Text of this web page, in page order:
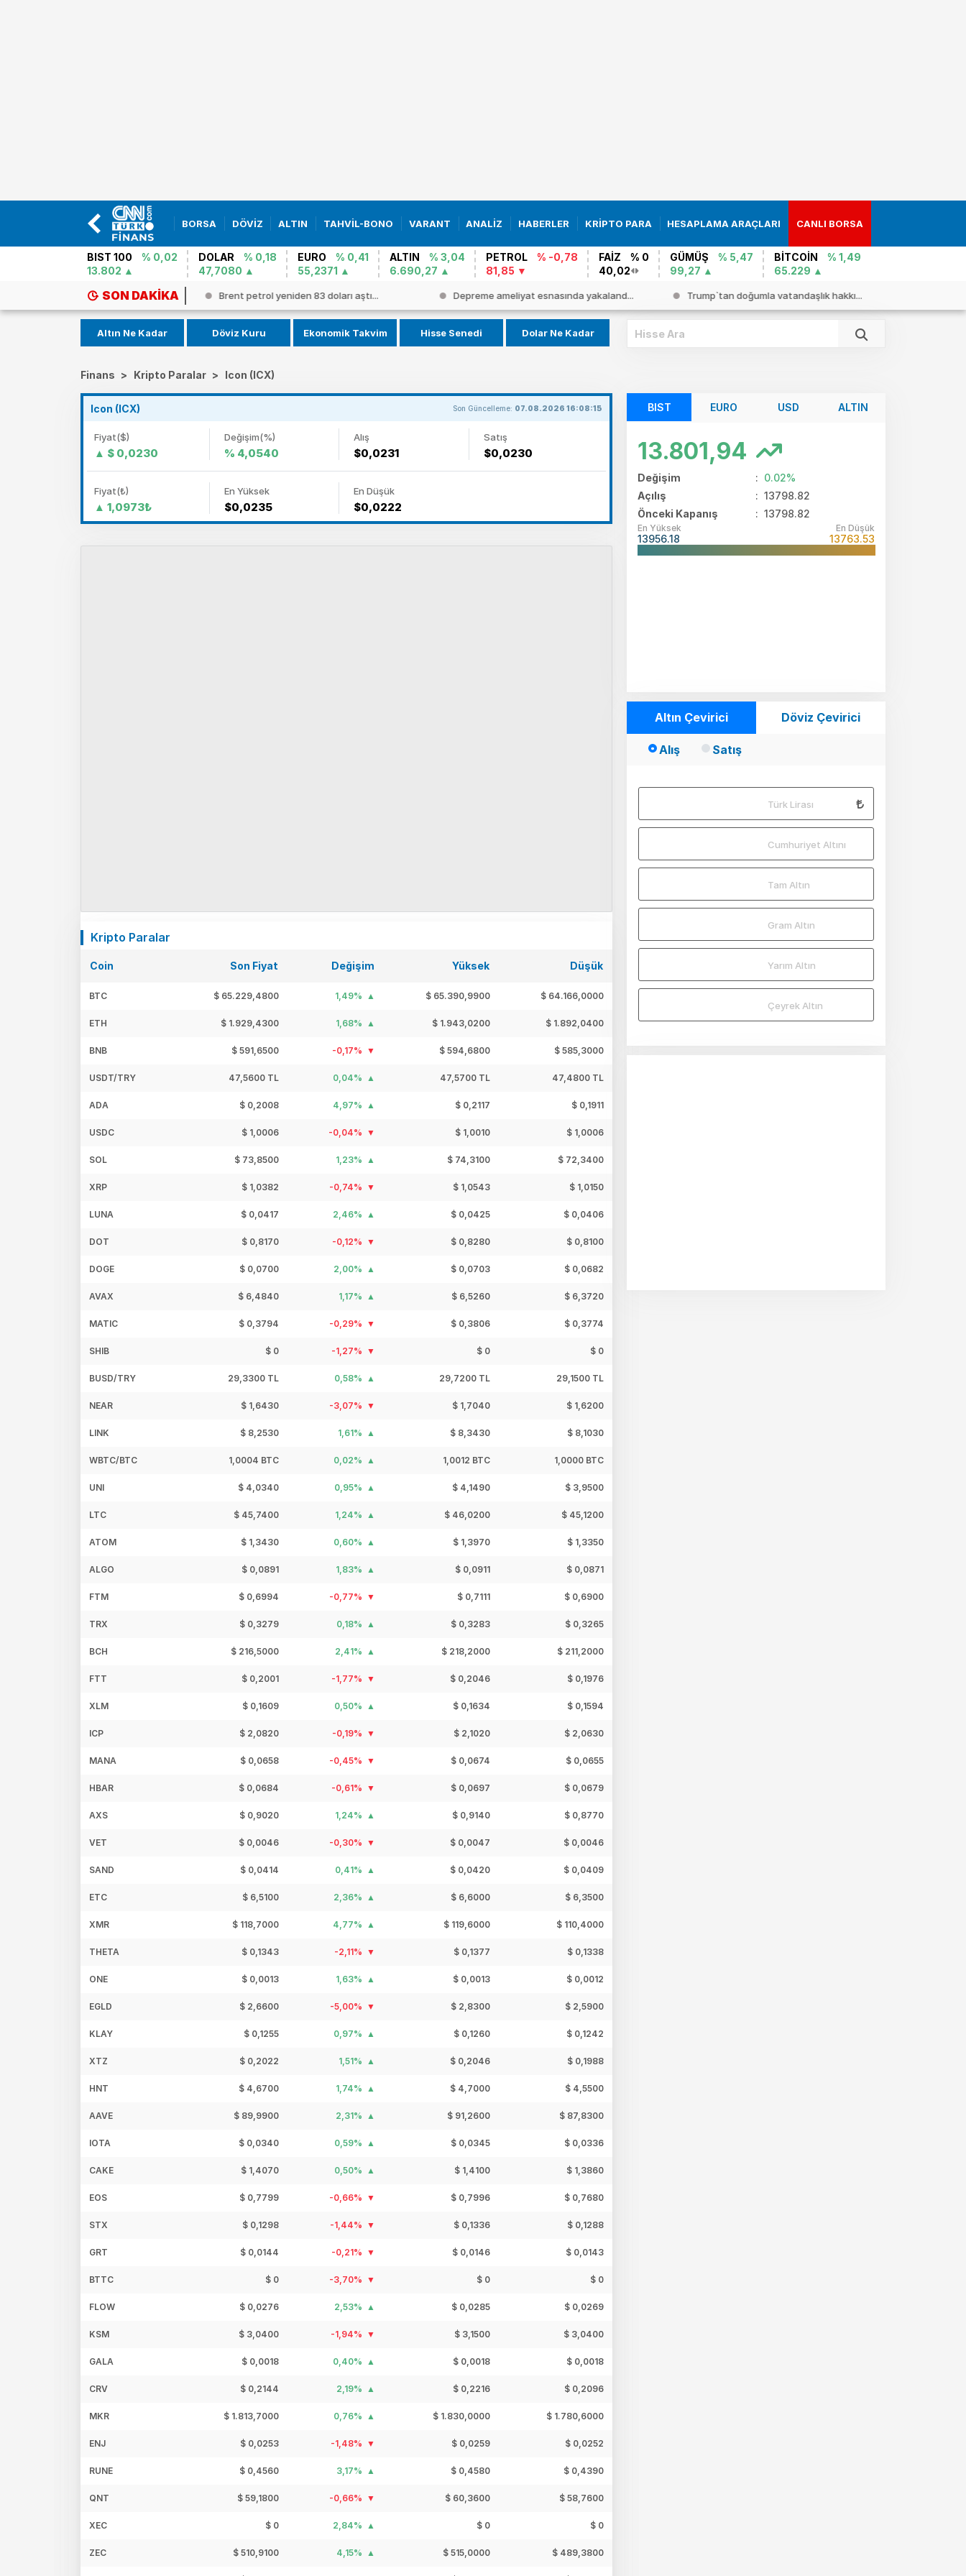
BORSA DÖVİZ ALTIN TAHVİL-BONO VARANT ANALİZ HABERLER KRİPTO PARA HESAPLAMA ARAÇLARI CANLI BORSA
BIST 100
% 0,02
13.802
DOLAR
% 0,18
47,7080
EURO
% 0,41
55,2371
ALTIN
% 3,04
6.690,27
PETROL
% -0,78
81,85
FAİZ
% 0
40,02
GÜMÜŞ
% 5,47
99,27
BİTCOİN
% 1,49
65.229
SON DAKIKA
tarihi dönüm noktası: Yapay... Brent petrol yeniden 83 doları aştı... Depreme ameliyat esnasında yakaland... Trump`tan doğumla vatandaşlık hakkı...
Altın Ne Kadar Döviz Kuru Ekonomik Takvim Hisse Senedi Dolar Ne Kadar
Finans > Kripto Paralar > Icon (ICX)
Icon (ICX) Son Güncelleme: 07.08.2026 16:08:15
Fiyat($)
$ 0,0230
Değişim(%)
% 4,0540
Alış
$0,0231
Satış
$0,0230
Fiyat(₺)
1,0973₺
En Yüksek
$0,0235
En Düşük
$0,0222
Kripto Paralar
Coin Son Fiyat Değişim Yüksek Düşük
BTC $ 65.229,4800 1,49% $ 65.390,9900 $ 64.166,0000
ETH $ 1.929,4300 1,68% $ 1.943,0200 $ 1.892,0400
BNB $ 591,6500 -0,17% $ 594,6800 $ 585,3000
USDT/TRY 47,5600 TL 0,04% 47,5700 TL 47,4800 TL
ADA $ 0,2008 4,97% $ 0,2117 $ 0,1911
USDC $ 1,0006 -0,04% $ 1,0010 $ 1,0006
SOL $ 73,8500 1,23% $ 74,3100 $ 72,3400
XRP $ 1,0382 -0,74% $ 1,0543 $ 1,0150
LUNA $ 0,0417 2,46% $ 0,0425 $ 0,0406
DOT $ 0,8170 -0,12% $ 0,8280 $ 0,8100
DOGE $ 0,0700 2,00% $ 0,0703 $ 0,0682
AVAX $ 6,4840 1,17% $ 6,5260 $ 6,3720
MATIC $ 0,3794 -0,29% $ 0,3806 $ 0,3774
SHIB $ 0 -1,27% $ 0 $ 0
BUSD/TRY 29,3300 TL 0,58% 29,7200 TL 29,1500 TL
NEAR $ 1,6430 -3,07% $ 1,7040 $ 1,6200
LINK $ 8,2530 1,61% $ 8,3430 $ 8,1030
WBTC/BTC 1,0004 BTC 0,02% 1,0012 BTC 1,0000 BTC
UNI $ 4,0340 0,95% $ 4,1490 $ 3,9500
LTC $ 45,7400 1,24% $ 46,0200 $ 45,1200
ATOM $ 1,3430 0,60% $ 1,3970 $ 1,3350
ALGO $ 0,0891 1,83% $ 0,0911 $ 0,0871
FTM $ 0,6994 -0,77% $ 0,7111 $ 0,6900
TRX $ 0,3279 0,18% $ 0,3283 $ 0,3265
BCH $ 216,5000 2,41% $ 218,2000 $ 211,2000
FTT $ 0,2001 -1,77% $ 0,2046 $ 0,1976
XLM $ 0,1609 0,50% $ 0,1634 $ 0,1594
ICP $ 2,0820 -0,19% $ 2,1020 $ 2,0630
MANA $ 0,0658 -0,45% $ 0,0674 $ 0,0655
HBAR $ 0,0684 -0,61% $ 0,0697 $ 0,0679
AXS $ 0,9020 1,24% $ 0,9140 $ 0,8770
VET $ 0,0046 -0,30% $ 0,0047 $ 0,0046
SAND $ 0,0414 0,41% $ 0,0420 $ 0,0409
ETC $ 6,5100 2,36% $ 6,6000 $ 6,3500
XMR $ 118,7000 4,77% $ 119,6000 $ 110,4000
THETA $ 0,1343 -2,11% $ 0,1377 $ 0,1338
ONE $ 0,0013 1,63% $ 0,0013 $ 0,0012
EGLD $ 2,6600 -5,00% $ 2,8300 $ 2,5900
KLAY $ 0,1255 0,97% $ 0,1260 $ 0,1242
XTZ $ 0,2022 1,51% $ 0,2046 $ 0,1988
HNT $ 4,6700 1,74% $ 4,7000 $ 4,5500
AAVE $ 89,9900 2,31% $ 91,2600 $ 87,8300
IOTA $ 0,0340 0,59% $ 0,0345 $ 0,0336
CAKE $ 1,4070 0,50% $ 1,4100 $ 1,3860
EOS $ 0,7799 -0,66% $ 0,7996 $ 0,7680
STX $ 0,1298 -1,44% $ 0,1336 $ 0,1288
GRT $ 0,0144 -0,21% $ 0,0146 $ 0,0143
BTTC $ 0 -3,70% $ 0 $ 0
FLOW $ 0,0276 2,53% $ 0,0285 $ 0,0269
KSM $ 3,0400 -1,94% $ 3,1500 $ 3,0400
GALA $ 0,0018 0,40% $ 0,0018 $ 0,0018
CRV $ 0,2144 2,19% $ 0,2216 $ 0,2096
MKR $ 1.813,7000 0,76% $ 1.830,0000 $ 1.780,6000
ENJ $ 0,0253 -1,48% $ 0,0259 $ 0,0252
RUNE $ 0,4560 3,17% $ 0,4580 $ 0,4390
QNT $ 59,1800 -0,66% $ 60,3600 $ 58,7600
XEC $ 0 2,84% $ 0 $ 0
ZEC $ 510,9100 4,15% $ 515,0000 $ 489,3800
BIST EURO USD ALTIN
13.801,94
Değişim : 0.02%
Açılış
: 13798.82
Önceki Kapanış
: 13798.82
En Yüksek
13956.18
En Düşük
13763.53
Altın Çevirici Döviz Çevirici
Alış Satış
Türk Lirası
Cumhuriyet Altını
Tam Altın
Gram Altın
Yarım Altın
Çeyrek Altın